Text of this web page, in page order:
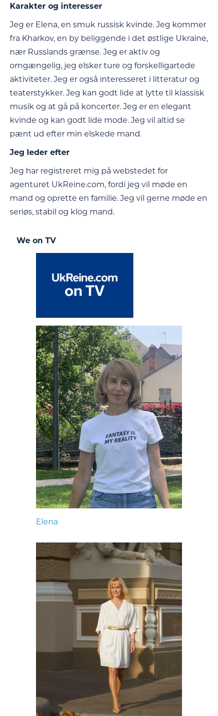
Karakter og interesser
Jeg er Elena, en smuk russisk kvinde. Jeg kommer
fra Kharkov, en by beliggende i det østlige Ukraine,
nær Russlands grænse. Jeg er aktiv og
omgængelig, jeg elsker ture og forskelligartede
aktiviteter. Jeg er også interesseret i litteratur og
teaterstykker. Jeg kan godt lide at lytte til klassisk
musik og at gå på koncerter. Jeg er en elegant
kvinde og kan godt lide mode. Jeg vil altid se
pænt ud efter min elskede mand.
Jeg leder efter
Jeg har registreret mig på webstedet for
agenturet UkReine.com, fordi jeg vil møde en
mand og oprette en familie. Jeg vil gerne møde en
seriøs, stabil og klog mand.
We on TV
Elena